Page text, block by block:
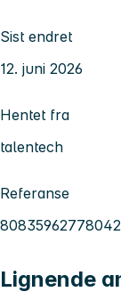
Sist endret
12. juni 2026
Hentet fra
talentech
Referanse
Lignende